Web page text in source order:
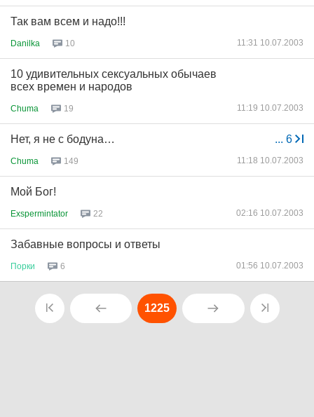
Так вам всем и надо!!!
Danilka 10 11:31 10.07.2003
10 удивительных сексуальных обычаев
всех времен и народов
Chuma 19 11:19 10.07.2003
... 6
Нет, я не с бодуна…
Chuma 149 11:18 10.07.2003
Мой Бог!
Exspermintator 22 02:16 10.07.2003
Забавныe вопросы и ответы
Порки 6 01:56 10.07.2003
1225